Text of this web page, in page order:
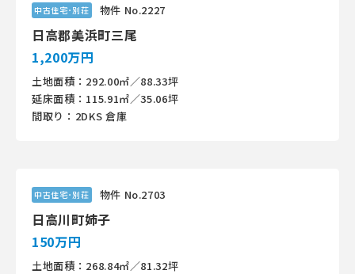
中古住宅･別荘 物件 No.2227
日高郡美浜町三尾
1,200万円
土地面積：292.00㎡／88.33坪
延床面積：115.91㎡／35.06坪
間取り：2DKS 倉庫
中古住宅･別荘 物件 No.2703
日高川町姉子
150万円
土地面積：268.84㎡／81.32坪